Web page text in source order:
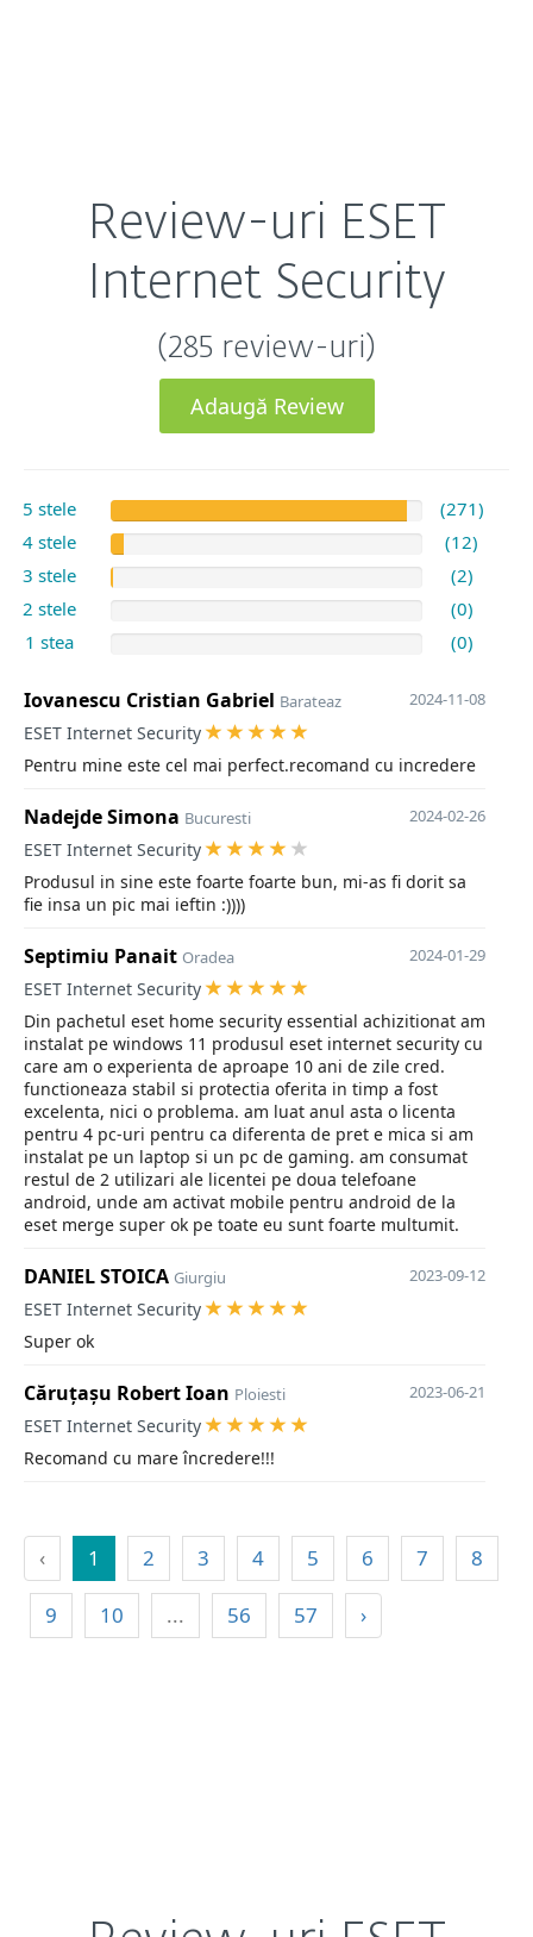
Review-uri ESET
Internet Security
(285 review-uri)
Adaugă Review
5 stele
(271)
4 stele
(12)
3 stele
(2)
2 stele
(0)
1 stea
(0)
Iovanescu Cristian Gabriel Barateaz 2024-11-08
ESET Internet Security
Pentru mine este cel mai perfect.recomand cu incredere
Nadejde Simona Bucuresti 2024-02-26
ESET Internet Security
Produsul in sine este foarte foarte bun, mi-as fi dorit sa
fie insa un pic mai ieftin :))))
Septimiu Panait Oradea 2024-01-29
ESET Internet Security
Din pachetul eset home security essential achizitionat am
instalat pe windows 11 produsul eset internet security cu
care am o experienta de aproape 10 ani de zile cred.
functioneaza stabil si protectia oferita in timp a fost
excelenta, nici o problema. am luat anul asta o licenta
pentru 4 pc-uri pentru ca diferenta de pret e mica si am
instalat pe un laptop si un pc de gaming. am consumat
restul de 2 utilizari ale licentei pe doua telefoane
android, unde am activat mobile pentru android de la
eset merge super ok pe toate eu sunt foarte multumit.
DANIEL STOICA Giurgiu 2023-09-12
ESET Internet Security
Super ok
Căruțașu Robert Ioan Ploiesti 2023-06-21
ESET Internet Security
Recomand cu mare încredere!!!
‹ 1 2 3 4 5 6 7 8
9 10 ... 56 57 ›